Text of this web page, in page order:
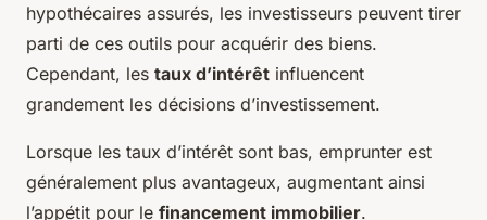
hypothécaires assurés, les investisseurs peuvent tirer
parti de ces outils pour acquérir des biens.
Cependant, les taux d’intérêt influencent
grandement les décisions d’investissement.
Lorsque les taux d’intérêt sont bas, emprunter est
généralement plus avantageux, augmentant ainsi
l’appétit pour le financement immobilier.